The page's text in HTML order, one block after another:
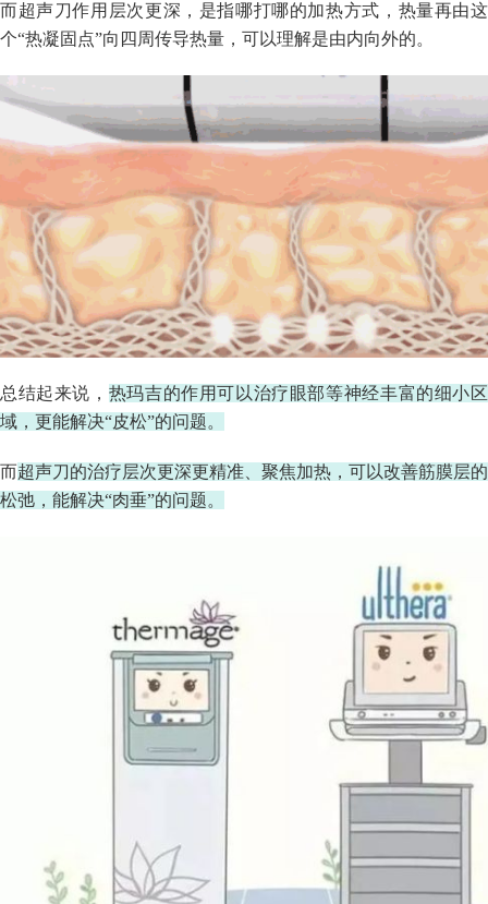
而超声刀作用 层次更深，是指哪打哪的加热方式，热量再由这
个“热凝固点”向四周传导热量，可以理解是由内向外的。
总结起来说， 热玛吉的作用可以治疗眼部等神经丰富的细小区
域，更能解决“皮松”的问题。
而超声刀的治疗层次更深更精准、聚焦加热，可以改善筋膜层的
松弛，能解决“肉垂”的问题。